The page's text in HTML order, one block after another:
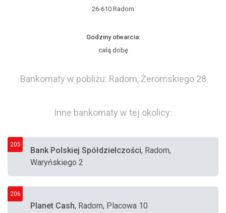
26-610 Radom
Godziny otwarcia:
całą dobę
Bankomaty w pobliżu: Radom, Żeromskiego 28
Inne bankomaty w tej okolicy:
205
Bank Polskiej Spółdzielczości, Radom,
Waryńskiego 2
206
Planet Cash, Radom, Placowa 10